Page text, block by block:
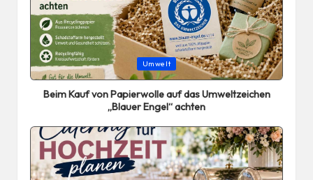
Posted
in
Umwelt
Beim Kauf von Papierwolle auf das Umweltzeichen
„Blauer Engel“ achten